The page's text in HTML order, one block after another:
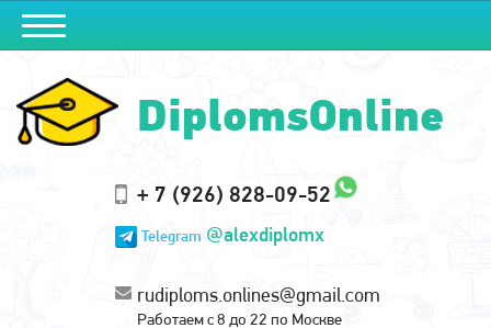
DiplomsOnline
+ 7 (926) 828-09-52
Telegram @alexdiplomx
rudiploms.onlines@gmail.com
Работаем с 8 до 22 по Москве